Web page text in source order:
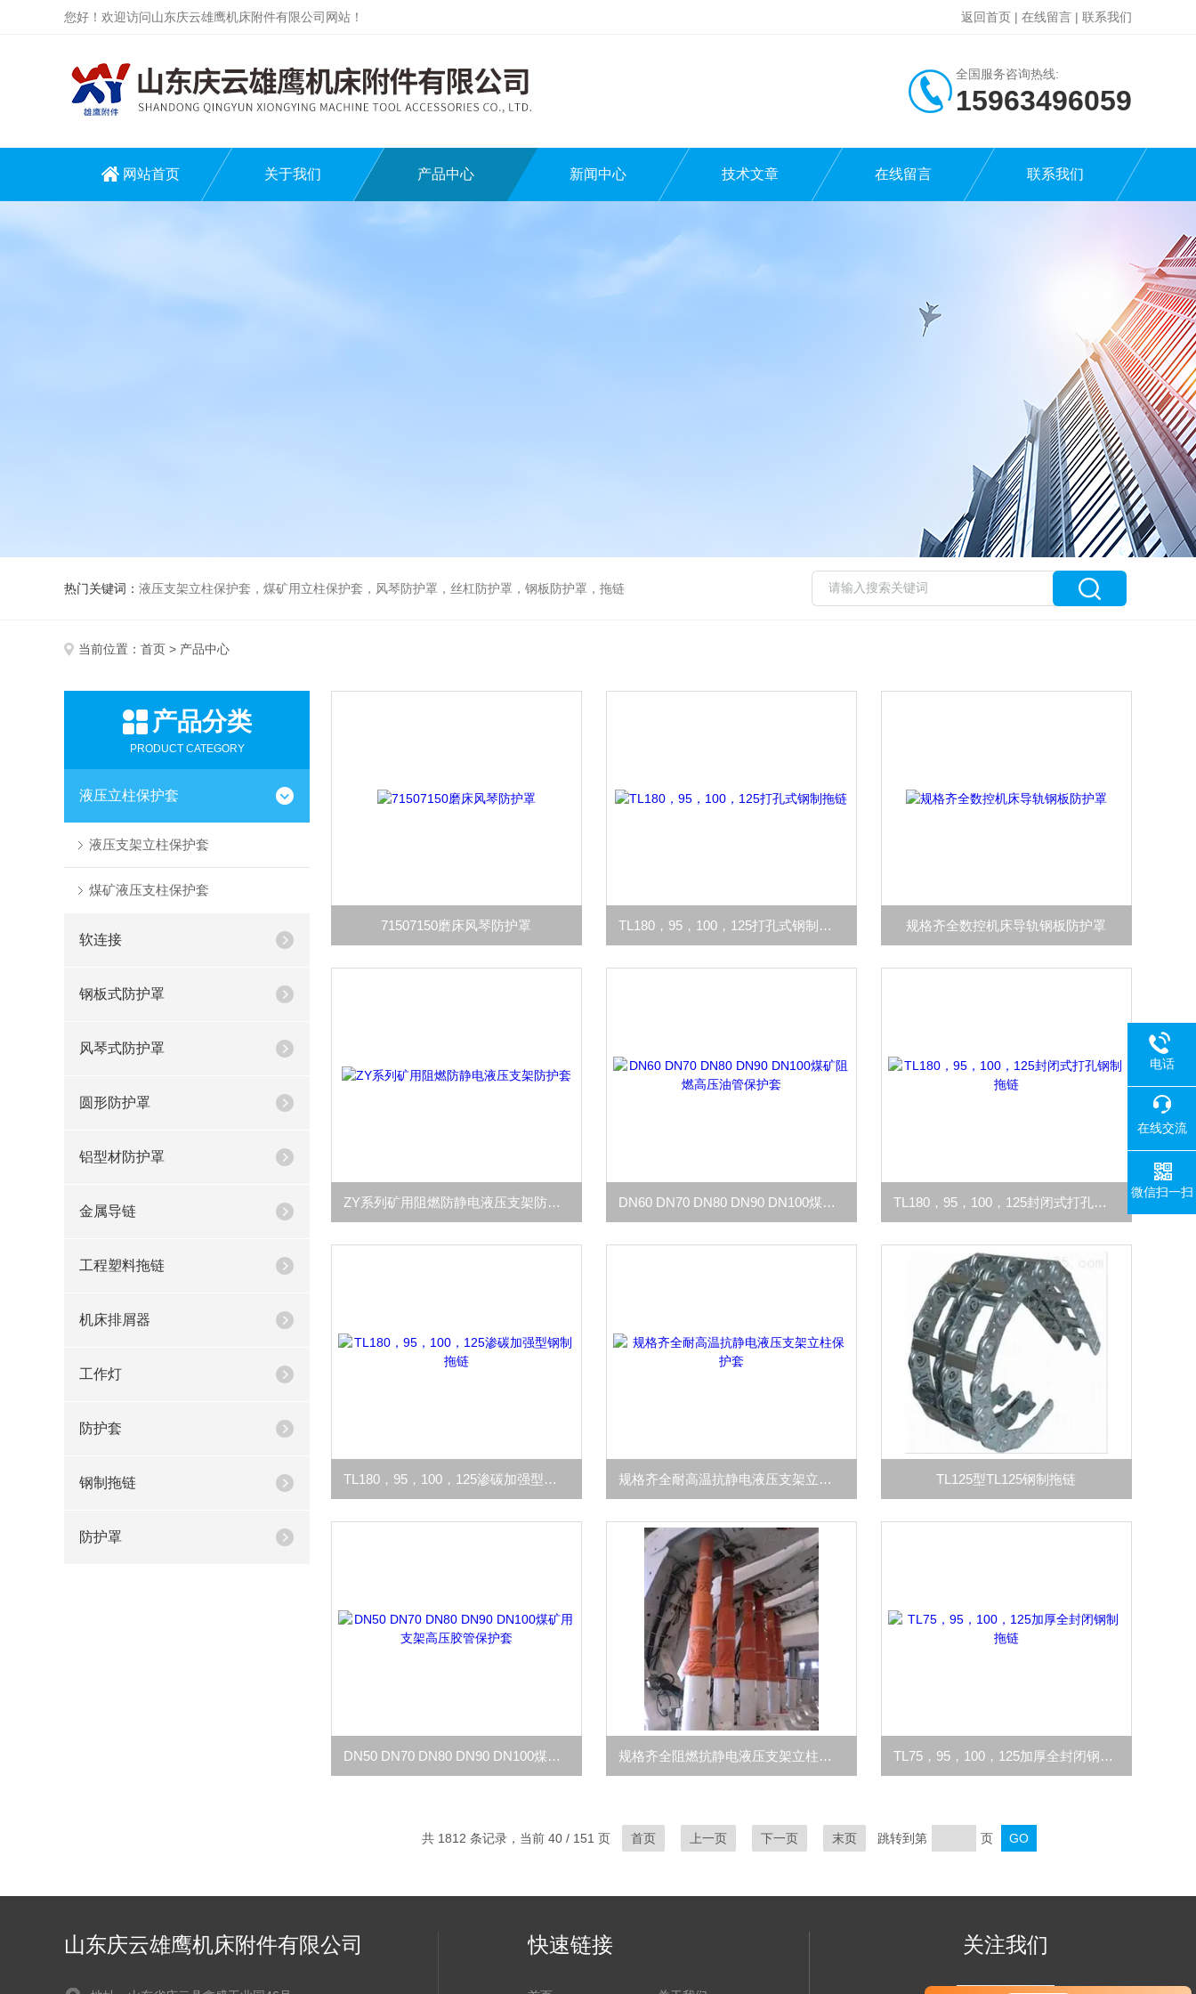
您好！欢迎访问山东庆云雄鹰机床附件有限公司网站！ 返回首页 | 在线留言 | 联系我们
全国服务咨询热线:
15963496059
网站首页 关于我们 产品中心 新闻中心 技术文章 在线留言 联系我们
热门关键词： 液压支架立柱保护套，煤矿用立柱保护套，风琴防护罩，丝杠防护罩，钢板防护罩，拖链
当前位置： 首页 > 产品中心
产品分类
PRODUCT CATEGORY
液压立柱保护套
液压支架立柱保护套
煤矿液压支柱保护套
软连接
钢板式防护罩
风琴式防护罩
圆形防护罩
铝型材防护罩
金属导链
工程塑料拖链
机床排屑器
工作灯
防护套
钢制拖链
防护罩
71507150磨床风琴防护罩 TL180，95，100，125打孔式钢制拖链 规格齐全数控机床导轨钢板防护罩
ZY系列矿用阻燃防静电液压支架防护套 DN60 DN70 DN80 DN90 DN100煤矿阻燃高压油管保护套 TL180，95，100，125封闭式打孔钢制拖链
TL180，95，100，125渗碳加强型钢制拖链 规格齐全耐高温抗静电液压支架立柱保护套 TL125型TL125钢制拖链
DN50 DN70 DN80 DN90 DN100煤矿用支架高压胶管保护套 规格齐全阻燃抗静电液压支架立柱保护套 TL75，95，100，125加厚全封闭钢制拖链
共 1812 条记录，当前 40 / 151 页 首页 上一页 下一页 末页 跳转到第 页
山东庆云雄鹰机床附件有限公司 快速链接 关注我们
电话
在线交流
微信扫一扫